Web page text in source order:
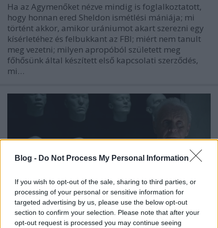
Blog - Do Not Process My Personal Information
If you wish to opt-out of the sale, sharing to third parties, or
processing of your personal or sensitive information for
targeted advertising by us, please use the below opt-out
section to confirm your selection. Please note that after your
opt-out request is processed you may continue seeing
Ha az Agymenőket nézve mindig is foglalkoztatott,
hogy honnan ered Sheldon ismétlési mániája; mi
történt akkor, amikor urániumot akart szerezni egy
kísérletéhez és felbukkant az FBI; miért nem tanult
meg vezetni; milyen apropóból született meg
főhősünk által készített első kapcsolati szerződés,
mi…